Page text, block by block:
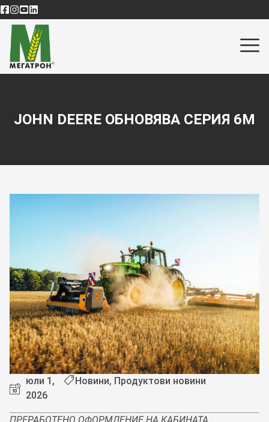
JOHN DEERE ОБНОВЯВА СЕРИЯ 6M
юли 1,
2026
Новини, Продуктови новини